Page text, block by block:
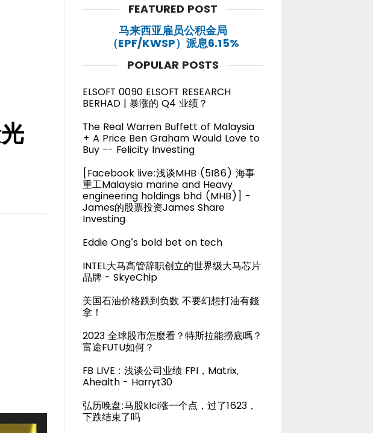
FEATURED POST
马来西亚雇员公积金局
（EPF/KWSP）派息6.15%
POPULAR POSTS
ELSOFT 0090 ELSOFT RESEARCH
BERHAD | 暴涨的 Q4 业绩？
The Real Warren Buffett of Malaysia
+ A Price Ben Graham Would Love to
Buy -- Felicity Investing
[Facebook live:浅谈MHB (5186) 海事
重工Malaysia marine and Heavy
engineering holdings bhd (MHB)] -
James的股票投资James Share
Investing
Eddie Ong’s bold bet on tech
INTEL大马高管辞职创立的世界级大马芯片
品牌 - SkyeChip
美国石油价格跌到负数 不要幻想打油有錢
拿！
2023 全球股市怎麼看？特斯拉能撈底嗎？
富途FUTU如何？
FB LIVE : 浅谈公司业绩 FPI，Matrix,
Ahealth - Harryt30
弘历晚盘:马股klci涨一个点，过了1623，
下跌结束了吗